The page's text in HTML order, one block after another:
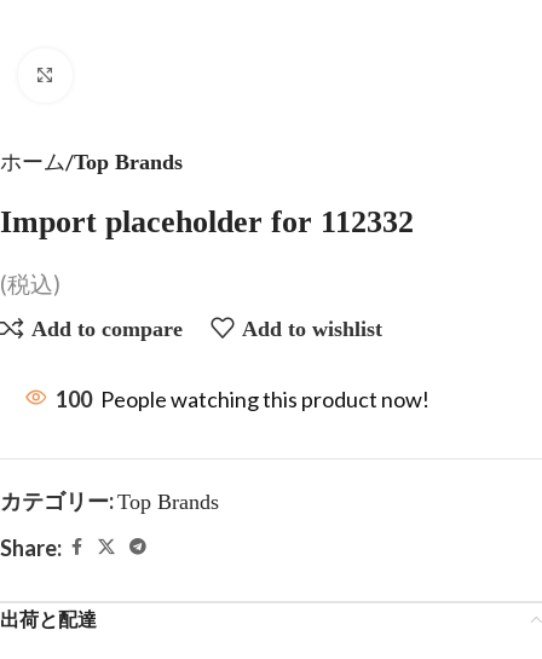
ホーム Top Brands
Import placeholder for 112332
(税込)
Add to compare Add to wishlist
100 People watching this product now!
カテゴリー:Top Brands
Share:
出荷と配達